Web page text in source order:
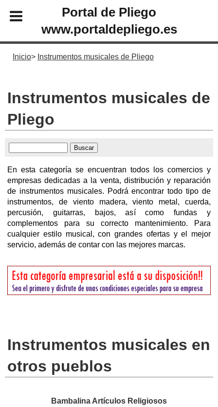
Portal de Pliego
www.portaldepliego.es
Inicio Instrumentos musicales de Pliego
Instrumentos musicales de
Pliego
En esta categoría se encuentran todos los comercios y
empresas dedicadas a la venta, distribución y reparación
de instrumentos musicales. Podrá encontrar todo tipo de
instrumentos, de viento madera, viento metal, cuerda,
percusión, guitarras, bajos, así como fundas y
complementos para su correcto mantenimiento. Para
cualquier estilo musical, con grandes ofertas y el mejor
servicio, además de contar con las mejores marcas.
Instrumentos musicales en
otros pueblos
Bambalina Artículos Religiosos